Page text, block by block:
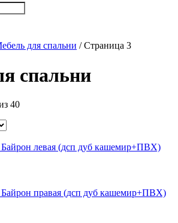
для спальни / Страница 3
спальни
40
Байрон левая (дсп дуб кашемир+ПВХ)
Байрон правая (дсп дуб кашемир+ПВХ)